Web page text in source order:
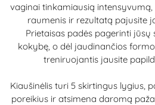
vaginai tinkamiausią
raumenis ir rezultatą pajusite
Prietaisas padės pagerinti
kokybę, o dėl jaudinančios
treniruojantis jausite
Kiaušinėlis turi 5 skirtingus lygius,
poreikius ir atsimena daromą